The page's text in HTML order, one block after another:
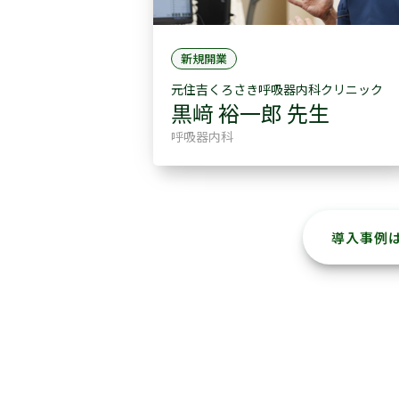
新規開業
元住吉くろさき呼吸器内科クリニック
黒﨑 裕一郎 先生
呼吸器内科
導入事例